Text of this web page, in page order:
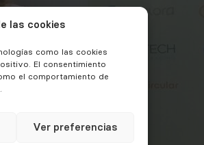
las cookies
como las cookies
El consentimiento
el comportamiento de
Ver preferencias